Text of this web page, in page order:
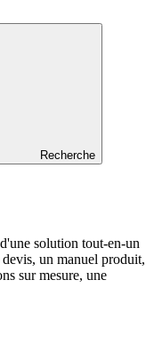
Recherche
solution tout-en-un
un manuel produit,
sur mesure, une